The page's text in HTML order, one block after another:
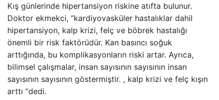
Kış günlerinde hipertansiyon riskine atıfta bulunur.
Doktor ekmekci, “kardiyovasküler hastalıklar dahil
hipertansiyon, kalp krizi, felç ve böbrek hastalığı
önemli bir risk faktörüdür. Kan basıncı soğuk
arttığında, bu komplikasyonların riski artar. Ayrıca,
bilimsel çalışmalar, insan sayısının sayısının insan
sayısının sayısının göstermiştir. , kalp krizi ve felç kışın
arttı “dedi.